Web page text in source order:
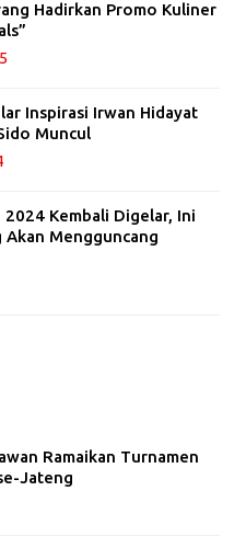
Hadirkan Promo Kuliner
Inspirasi Irwan Hidayat
Muncul
2024 Kembali Digelar, Ini
Mengguncang
Ramaikan Turnamen
Jateng